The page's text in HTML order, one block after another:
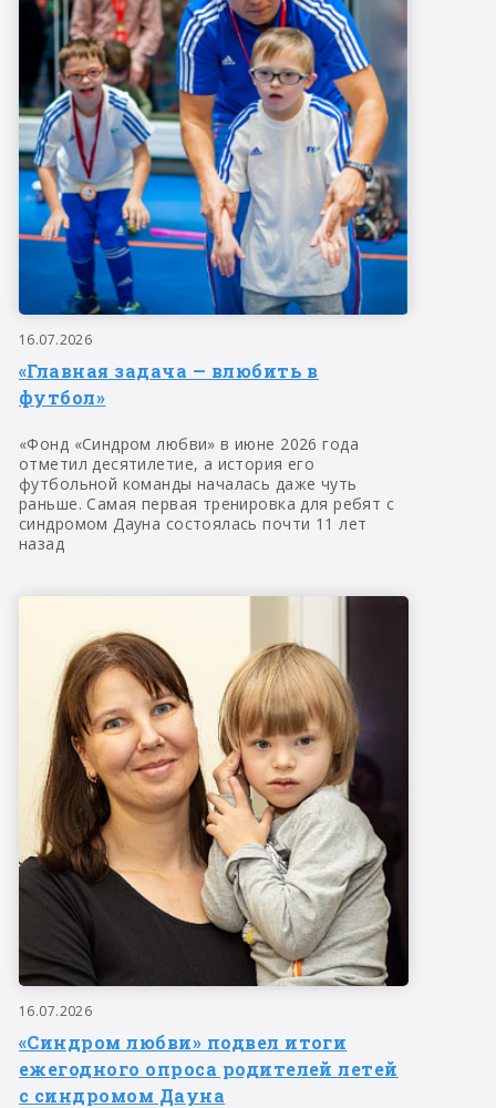
16.07.2026
«Главная задача — влюбить в
футбол»
«Фонд «Синдром любви» в июне 2026 года
отметил десятилетие, а история его
футбольной команды началась даже чуть
раньше. Самая первая тренировка для ребят с
синдромом Дауна состоялась почти 11 лет
назад
16.07.2026
«Синдром любви» подвел итоги
ежегодного опроса родителей летей
с синдромом Дауна